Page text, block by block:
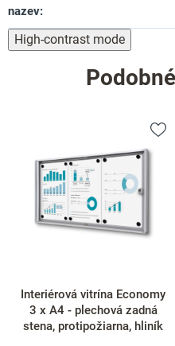
nazev:
High-contrast mode
Interiérová vitrína Economy
3 x A4 - plechová zadná
stena, protipožiarna, hliník